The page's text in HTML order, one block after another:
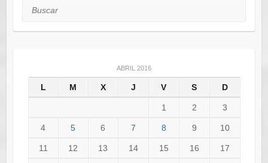
Buscar
ABRIL 2016
L M X J V S D
1 2 3
4 5 6 7 8 9 10
11 12 13 14 15 16 17